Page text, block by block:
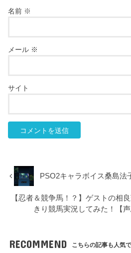
名前 ※
メール ※
サイト
PSO2キャラボイス桑島法
【忍者＆競争馬！？】ゲストの相
きり競馬実況してみた！【声
RECOMMEND こちらの記事も人気で